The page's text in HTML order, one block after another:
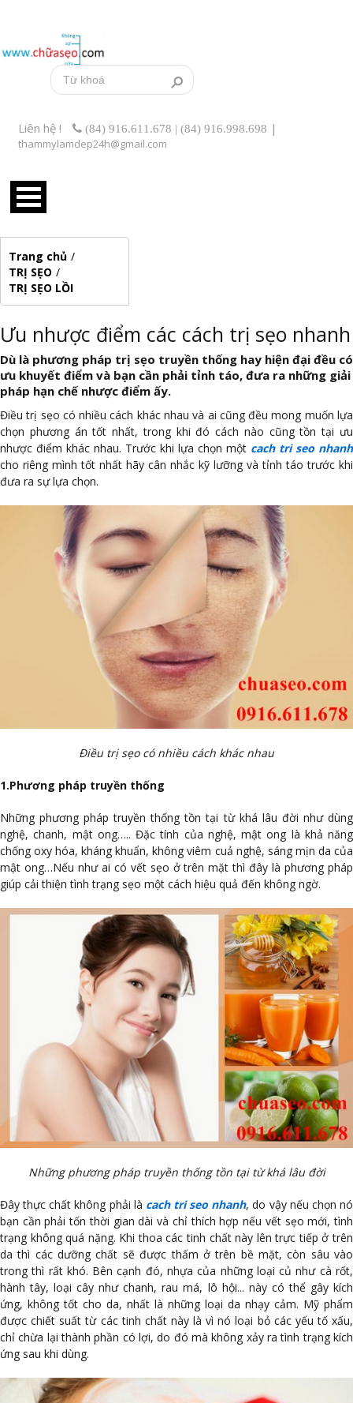
Liên hệ ! (84) 916.611.678 | (84) 916.998.698 |
thammylamdep24h@gmail.com
Trang chủ /
TRỊ SẸO /
TRỊ SẸO LỒI
Ưu nhược điểm các cách trị sẹo nhanh
Dù là phương pháp trị sẹo truyền thống hay hiện đại đều có
ưu khuyết điểm và bạn cần phải tỉnh táo, đưa ra những giải
pháp hạn chế nhược điểm ấy.
Điều trị sẹo có nhiều cách khác nhau và ai cũng đều mong muốn lựa
chọn phương án tốt nhất, trong khi đó cách nào cũng tồn tại ưu
nhược điểm khác nhau. Trước khi lựa chọn một cach tri seo nhanh
cho riêng mình tốt nhất hãy cân nhắc kỹ lưỡng và tỉnh táo trước khi
đưa ra sự lựa chọn.
Điều trị sẹo có nhiều cách khác nhau
1.Phương pháp truyền thống
Những phương pháp truyền thống tồn tại từ khá lâu đời như dùng
nghệ, chanh, mật ong….. Đặc tính của nghệ, mật ong là khả năng
chống oxy hóa, kháng khuẩn, không viêm cuả nghệ, sáng mịn da của
mật ong…Nếu như ai có vết sẹo ở trên mặt thì đây là phương pháp
giúp cải thiện tình trạng sẹo một cách hiệu quả đến không ngờ.
Những phương pháp truyền thống tồn tại từ khá lâu đời
Đây thực chất không phải là cach tri seo nhanh, do vậy nếu chọn nó
bạn cần phải tốn thời gian dài và chỉ thích hợp nếu vết sẹo mới, tình
trạng không quá nặng. Khi thoa các tinh chất này lên trực tiếp ở trên
da thì các dưỡng chất sẽ được thấm ở trên bề mặt, còn sâu vào
trong thì rất khó. Bên cạnh đó, nhựa của những loại củ như cà rốt,
hành tây, loại cây như chanh, rau má, lô hội... này có thể gây kích
ứng, không tốt cho da, nhất là những loại da nhạy cảm. Mỹ phẩm
được chiết suất từ các tinh chất này là vì nó loại bỏ các yếu tố xấu,
chỉ chừa lại thành phần có lợi, do đó mà không xảy ra tình trạng kích
ứng sau khi dùng.